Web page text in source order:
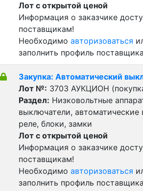
Лот с открытой ценой
Информация о заказчике
поставщикам!
Необходимо авторизоваться
заполнить профиль
Закупка: Автоматический
Лот №: 3703 АУКЦИОН
Раздел: Низковольтные
выключатели,
реле, блоки, замки
Лот с открытой ценой
Информация о заказчике
поставщикам!
Необходимо авторизоваться
заполнить профиль